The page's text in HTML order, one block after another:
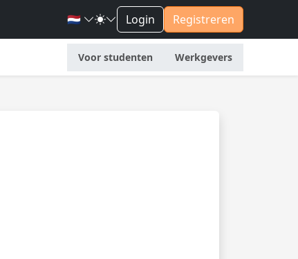
🇳🇱 Login Registreren
Voor studenten Werkgevers